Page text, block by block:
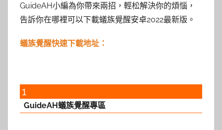
GuideAH小編為你帶來兩招，輕松解決你的煩惱，
告訴你在哪裡可以下載蟻族覺醒安卓2022最新版。
蟻族覺醒快速下載地址：
1
GuideAH蟻族覺醒專區